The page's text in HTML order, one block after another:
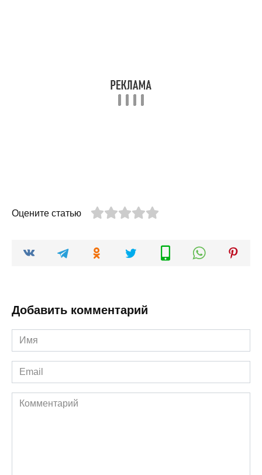
Оцените статью
Добавить комментарий
Имя
*
Email
*
Комментарий